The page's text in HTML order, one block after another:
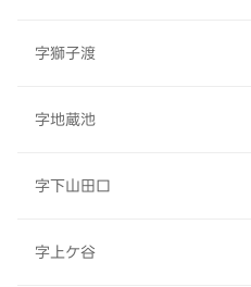
字獅子渡
字地蔵池
字下山田口
字上ケ谷